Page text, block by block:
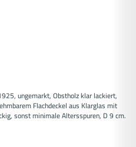
ungemarkt, Obstholz klar lackiert,
Flachdeckel aus Klarglas mit
sonst minimale Altersspuren, D 9 cm.